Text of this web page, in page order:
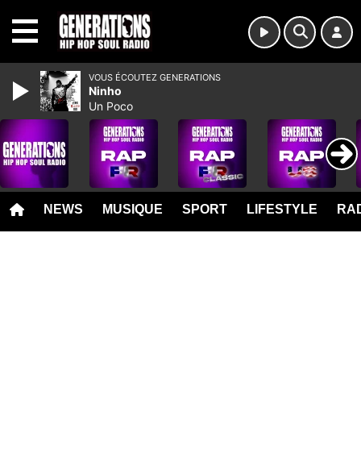
NEWS MUSIQUE SPORT LIFESTYLE
VOUS ÉCOUTEZ GENERATIONS
Ninho
Un Poco